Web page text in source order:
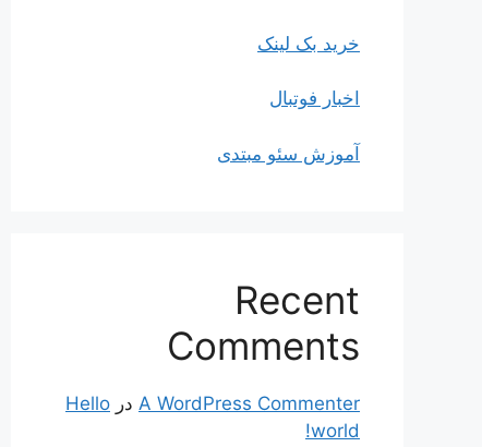
خرید بک لینک
اخبار فوتبال
آموزش سئو مبتدی
Recent
Comments
A WordPress Commenter در Hello
world!